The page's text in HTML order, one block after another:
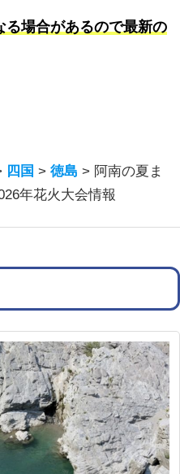
場合があるので最新の
四国 >徳島 > 阿南の夏ま
年花火大会情報